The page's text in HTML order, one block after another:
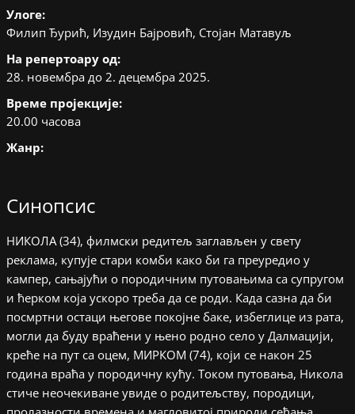
Улоге:
Филип Ђурић, Изудин Бајровић, Стојан Матавуљ
На репертоару од:
28. новембра до 2. децембра 2025.
Време пројекције:
20.00 часова
Жанр:
Синопсис
НИКОЛА (34), филмски редитељ заглављен у свету
реклама, купује стари комби како би га преуредио у
кампер, сањајући о породичним путовањима са супругом
и ћерком која ускоро треба да се роди. Када сазна да би
посмртни остаци његове покојне баке, избеглице из рата,
могли да буду враћени у њено родно село у Далмацији,
креће на пут са оцем, МИРКОМ (74), који се након 25
година враћа у породичну кућу. Током путовања, Никола
стиче неочекиване увиде о родитељству, породици,